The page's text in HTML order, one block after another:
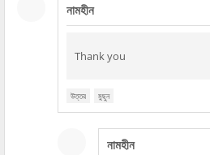
নামহীন
Thank you
উত্তর মুছুন
নামহীন